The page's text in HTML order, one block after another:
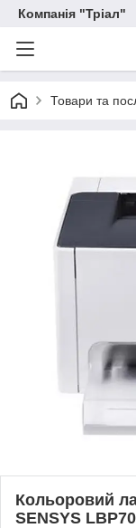
Компанія "Тріал"
Товари та
Кольоровий
SENSYS